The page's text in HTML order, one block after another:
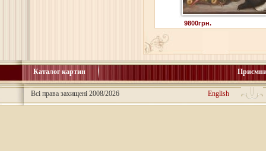
9800грн.
Каталог картин
Всі права захищені 2008/2026 English